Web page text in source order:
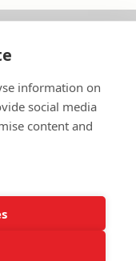
information on
social media
content and